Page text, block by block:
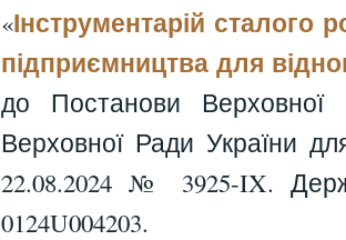
«Інструментарій сталого
підприємництва для
до Постанови Верховної
Верховної Ради України
22.08.2024 № 3925-IX.
0124U004203.